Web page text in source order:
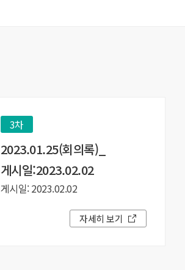
3차
2023.01.25(회의록)_
게시일:2023.02.02
게시일: 2023.02.02
자세히 보기